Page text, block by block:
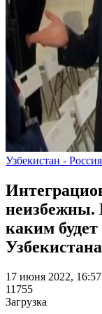
Узбекистан -
неизбежны.
каким
17 июня 2022, 16:57
11755
Загрузка